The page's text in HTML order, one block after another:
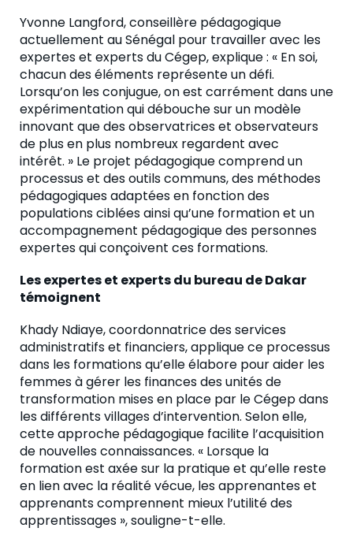
Yvonne Langford, conseillère pédagogique
actuellement au Sénégal pour travailler avec les
expertes et experts du Cégep, explique : « En soi,
chacun des éléments représente un défi.
Lorsqu’on les conjugue, on est carrément dans une
expérimentation qui débouche sur un modèle
innovant que des observatrices et observateurs
de plus en plus nombreux regardent avec
intérêt. » Le projet pédagogique comprend un
processus et des outils communs, des méthodes
pédagogiques adaptées en fonction des
populations ciblées ainsi qu’une formation et un
accompagnement pédagogique des personnes
expertes qui conçoivent ces formations.
Les expertes et experts du bureau de Dakar
témoignent
Khady Ndiaye, coordonnatrice des services
administratifs et financiers, applique ce processus
dans les formations qu’elle élabore pour aider les
femmes à gérer les finances des unités de
transformation mises en place par le Cégep dans
les différents villages d’intervention. Selon elle,
cette approche pédagogique facilite l’acquisition
de nouvelles connaissances. « Lorsque la
formation est axée sur la pratique et qu’elle reste
en lien avec la réalité vécue, les apprenantes et
apprenants comprennent mieux l’utilité des
apprentissages », souligne-t-elle.